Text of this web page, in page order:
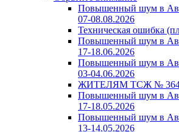
Повышенный шум в
07-08.08.2026
Техническая ошибка
Повышенный шум в
17-18.06.2026
Повышенный шум в
03-04.06.2026
ЖИТЕЛЯМ ТСЖ №
Повышенный шум в
17-18.05.2026
Повышенный шум в
13-14.05.2026